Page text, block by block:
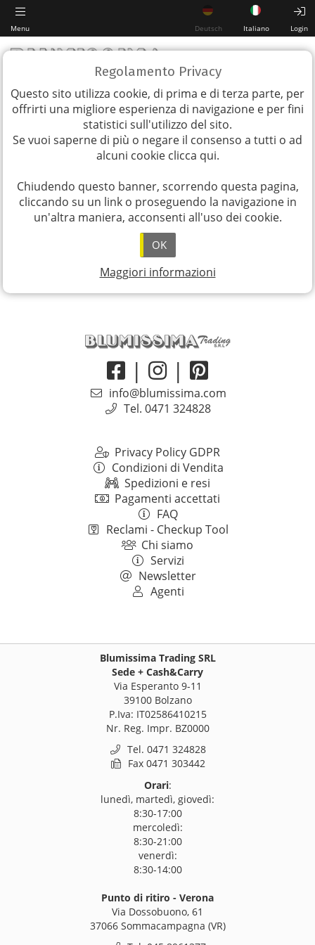
Regolamento Privacy
Questo sito utilizza cookie, di prima e di terza parte, per
offrirti una migliore esperienza di navigazione e per fini
statistici sull'utilizzo del sito.
Se vuoi saperne di più o negare il consenso a tutti o ad
alcuni cookie clicca qui.
Chiudendo questo banner, scorrendo questa pagina,
cliccando su un link o proseguendo la navigazione in
un'altra maniera, acconsenti all'uso dei cookie.
OK
Maggiori informazioni
Menu Deutsch Italiano Login
Download PDF
| |
info@blumissima.com
Tel. 0471 324828
Privacy Policy GDPR
Condizioni di Vendita
Spedizioni e resi
Pagamenti accettati
FAQ
Reclami - Checkup Tool
Chi siamo
Servizi
Newsletter
Agenti
Blumissima Trading SRL
Sede + Cash&Carry
Via Esperanto 9-11
39100 Bolzano
P.Iva: IT02586410215
Nr. Reg. Impr. BZ0000
Tel. 0471 324828
Fax 0471 303442
Orari:
lunedì, martedì, giovedì:
8:30-17:00
mercoledì:
8:30-21:00
venerdì:
8:30-14:00
Punto di ritiro - Verona
Via Dossobuono, 61
37066 Sommacampagna (VR)